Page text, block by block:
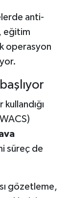
anti-
eğitim
operasyon
süreç de
gözetleme,